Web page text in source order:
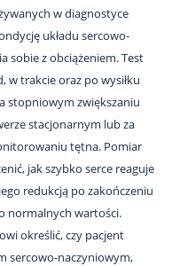
w diagnostyce
układu sercowo-
sobie z obciążeniem. Test
w trakcie oraz po wysiłku
stopniowym zwiększaniu
stacjonarnym lub za
tętna. Pomiar
jak szybko serce reaguje
redukcją po zakończeniu
normalnych wartości.
określić, czy pacjent
sercowo-naczyniowym,